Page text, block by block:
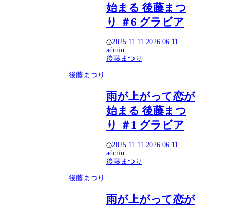
始まる 後藤まつ
り ＃6 グラビア
2025.11.11 2026.06.11
admin
後藤まつり
後藤まつり
雨が上がって恋が
始まる 後藤まつ
り ＃1 グラビア
2025.11.11 2026.06.11
admin
後藤まつり
後藤まつり
雨が上がって恋が